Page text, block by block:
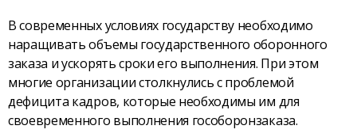
В современных условиях государству необходимо
наращивать объемы государственного оборонного
заказа и ускорять сроки его выполнения. При этом
многие организации столкнулись с проблемой
дефицита кадров, которые необходимы им для
своевременного выполнения гособоронзаказа.